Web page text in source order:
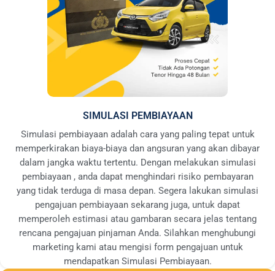
SIMULASI PEMBIAYAAN
Simulasi pembiayaan adalah cara yang paling tepat untuk
memperkirakan biaya-biaya dan angsuran yang akan dibayar
dalam jangka waktu tertentu. Dengan melakukan simulasi
pembiayaan , anda dapat menghindari risiko pembayaran
yang tidak terduga di masa depan. Segera lakukan simulasi
pengajuan pembiayaan sekarang juga, untuk dapat
memperoleh estimasi atau gambaran secara jelas tentang
rencana pengajuan pinjaman Anda. Silahkan menghubungi
marketing kami atau mengisi form pengajuan untuk
mendapatkan Simulasi Pembiayaan.